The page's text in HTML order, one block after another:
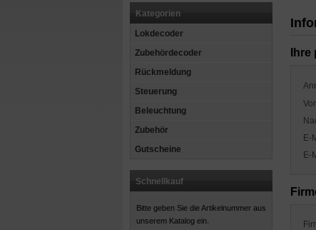
Kategorien
Lokdecoder
Zubehördecoder
Rückmeldung
Steuerung
Beleuchtung
Zubehör
Gutscheine
Schnellkauf
Bitte geben Sie die Artikelnummer aus
unserem Katalog ein.
E-
E-